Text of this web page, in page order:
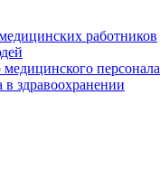
работников
персонала
здравоохранении